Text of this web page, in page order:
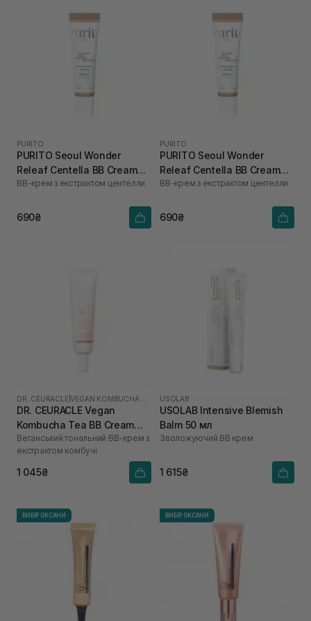
PURITO
PURITO Seoul Wonder
Releaf Centella BB Cream
Natural Beige №23 30 мл
ВВ-крем з екстрактом центелли
690₴
PURITO
PURITO Seoul Wonder
Releaf Centella BB Cream
Light Beige №21 30 мл
ВВ-крем з екстрактом центелли
690₴
DR. CEURACLE |
DR. CEURACLE Vegan
Kombucha Tea BB Cream
Normal 30 мл
Веганський тональний ВВ-крем з
екстрактом комбучі
1 045₴
USOLAB
USOLAB Intensive Blemish
Balm 50 мл
Зволожуючий ВВ крем
1 615₴
ВИБІР ОКСАНИ ВИБІР ОКСАНИ